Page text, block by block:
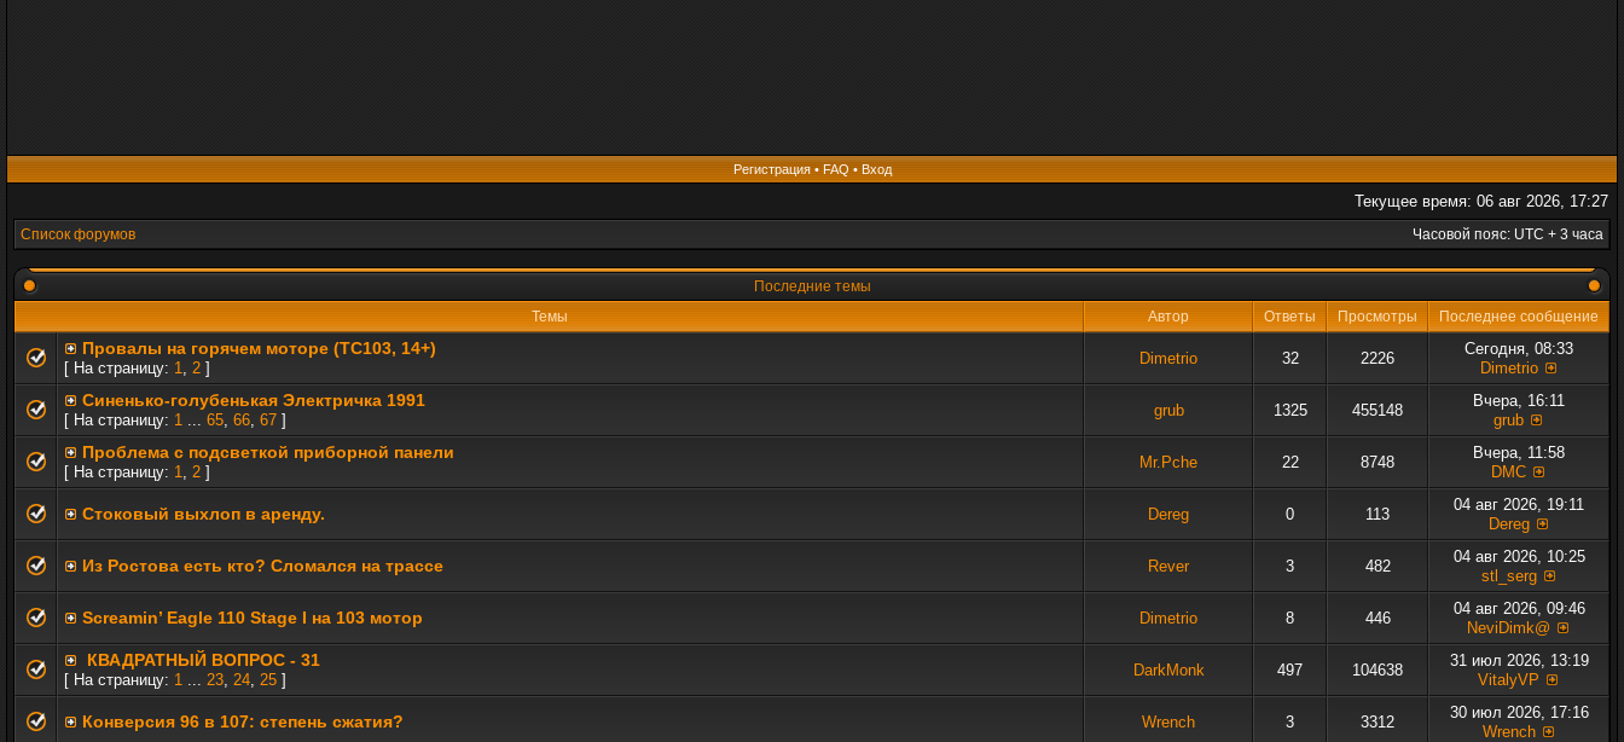
Регистрация• FAQ • Вход
Текущее время: 06 авг 2026, 17:27
Список форумов Часовой пояс: UTC + 3 часа
Последние темы
Темы
Автор Ответы Просмотры Последнее сообщение
Провалы на горячем моторе (TC103, 14+)
[ На страницу: 1, 2 ]
Dimetrio 32 2226
Сегодня, 08:33
Dimetrio
Синенько-голубенькая Электричка 1991
[ На страницу: 1 ... 65, 66, 67 ]
grub 1325 455148
Вчера, 16:11
grub
Проблема с подсветкой приборной панели
[ На страницу: 1, 2 ]
Mr.Pche 22 8748
Вчера, 11:58
DMC
Стоковый выхлоп в аренду. Dereg 0 113
04 авг 2026, 19:11
Dereg
Из Ростова есть кто? Сломался на трассе Rever 3 482
04 авг 2026, 10:25
stl_serg
Screamin’ Eagle 110 Stage I на 103 мотор Dimetrio 8 446
04 авг 2026, 09:46
NeviDimk@
КВАДРАТНЫЙ ВОПРОС - 31
[ На страницу: 1 ... 23, 24, 25 ]
DarkMonk 497 104638
31 июл 2026, 13:19
VitalyVP
Конверсия 96 в 107: степень сжатия? Wrench 3 3312
30 июл 2026, 17:16
Wrench